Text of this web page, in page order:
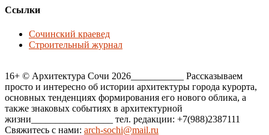
Ссылки
Сочинский краевед
Строительный журнал
16+ © Архитектура Сочи 2026___________ Рассказываем
просто и интересно об истории архитектуры города курорта,
основных тенденциях формирования его нового облика, а
также знаковых событиях в архитектурной
жизни_________________ тел. редакции: +7(988)2387111
Свяжитесь с нами: arch-sochi@mail.ru